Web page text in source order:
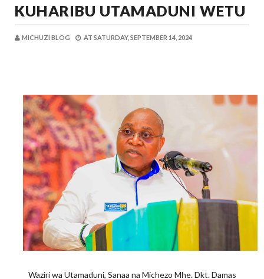
KUHARIBU UTAMADUNI WETU
MICHUZI BLOG AT SATURDAY, SEPTEMBER 14, 2024
Waziri wa Utamaduni, Sanaa na Michezo Mhe. Dkt. Damas